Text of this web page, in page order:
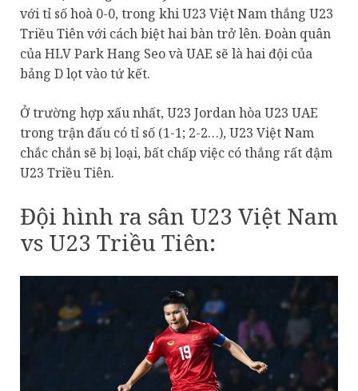
với tỉ số hoà 0-0, trong khi U23 Việt Nam thắng U23
Triều Tiên với cách biệt hai bàn trở lên. Đoàn quân
của HLV Park Hang Seo và UAE sẽ là hai đội của
bảng D lọt vào tứ kết.
Ở trường hợp xấu nhất, U23 Jordan hòa U23 UAE
trong trận đấu có tỉ số (1-1; 2-2…), U23 Việt Nam
chắc chắn sẽ bị loại, bất chấp việc có thắng rất đậm
U23 Triều Tiên.
Đội hình ra sân U23 Việt Nam
vs U23 Triều Tiên: